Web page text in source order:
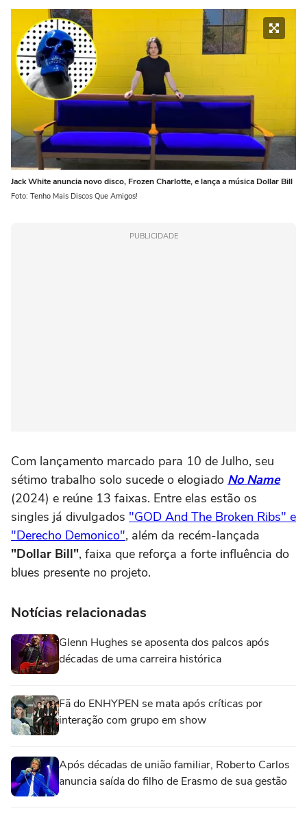
Jack White anuncia novo disco, Frozen Charlotte, e lança a música Dollar Bill
Foto: Tenho Mais Discos Que Amigos!
PUBLICIDADE
Com lançamento marcado para 10 de Julho, seu
sétimo trabalho solo sucede o elogiado No Name
(2024) e reúne 13 faixas. Entre elas estão os
singles já divulgados "GOD And The Broken Ribs" e
"Derecho Demonico", além da recém-lançada
"Dollar Bill", faixa que reforça a forte influência do
blues presente no projeto.
Notícias relacionadas
Glenn Hughes se aposenta dos palcos após
décadas de uma carreira histórica
Fã do ENHYPEN se mata após críticas por
interação com grupo em show
Após décadas de união familiar, Roberto Carlos
anuncia saída do filho de Erasmo de sua gestão